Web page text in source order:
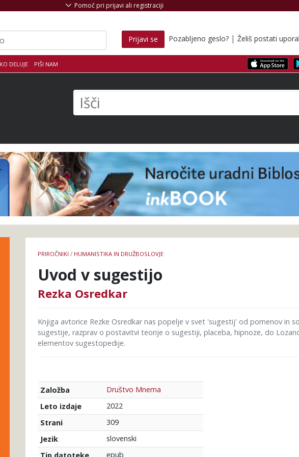
DELUJE PIŠI NAM
Pomoč pri prijavi ali registraciji
Prijavi se Pozabljeno geslo? | Želiš postati
Podrobnosti
knjige
PRIROČNIKI / HUMANISTIKA IN DRUŽBOSLOVJE
Uvod v sugestijo
Rezka Osredkar
Knjiga avtorice Rezke Osredkar nas popelje v svet 'sugestij' od pomenov in
sugestije, razprav o postavitvi teorije o sugestiji, placeba, hipnoze, do
elementov sugestopedije.
Založba
Društvo Mnema
Leto izdaje
2022
Strani
309
Jezik
slovenski
Tip datoteke
epub